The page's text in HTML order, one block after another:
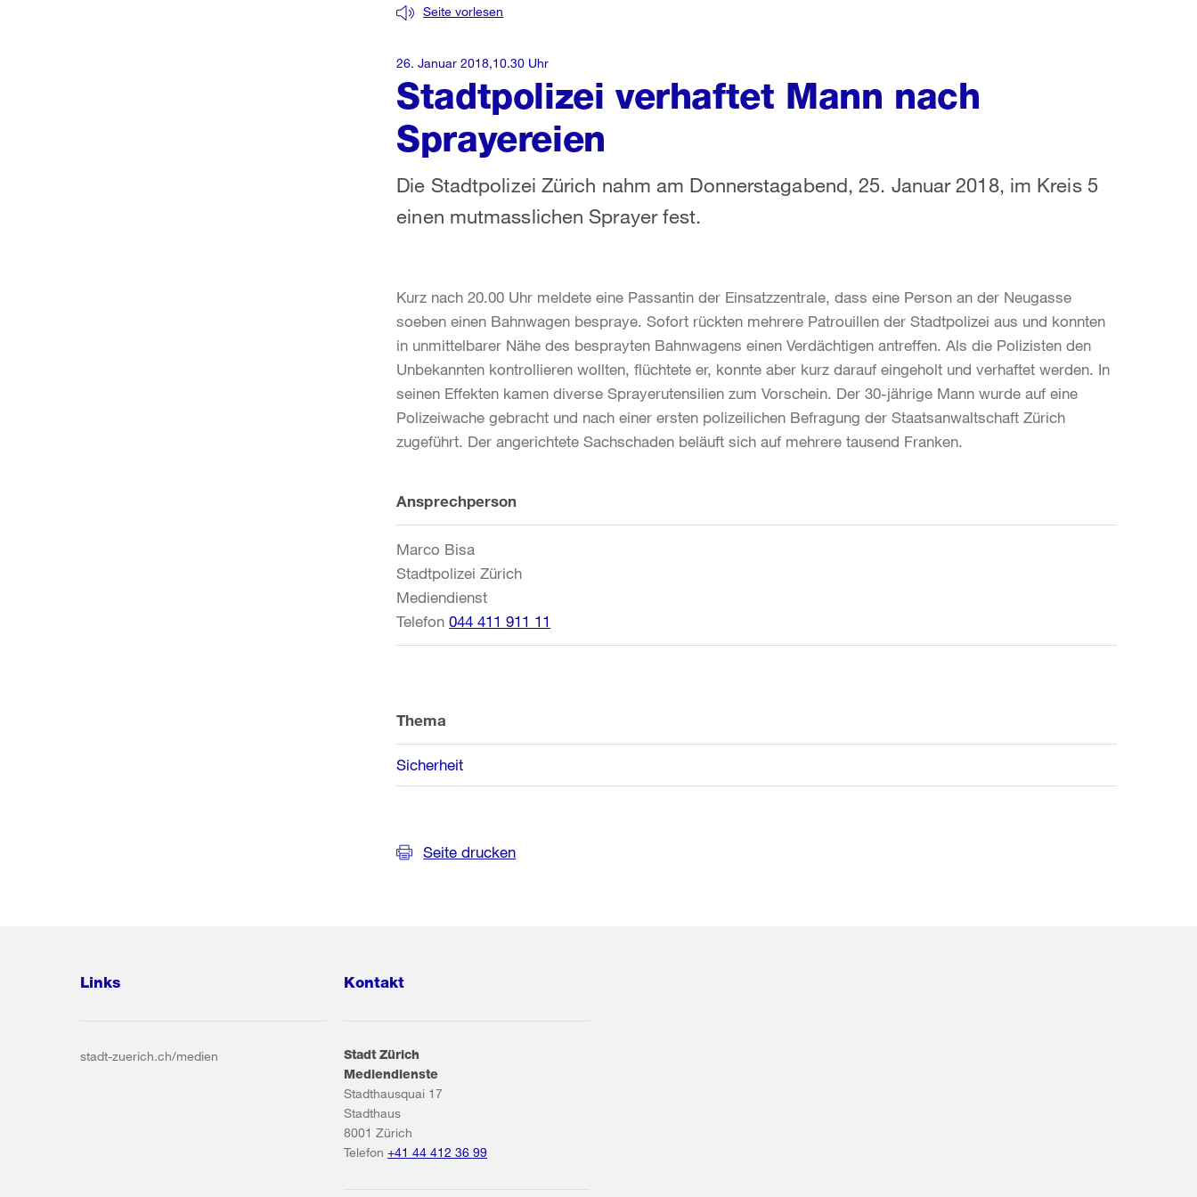
Stadtpolizei verhaftet Mann nach
Sprayereien
Seite vorlesen
Die Stadtpolizei Zürich nahm am Donnerstagabend, 25. Januar 2018, im Kreis 5
einen mutmasslichen Sprayer fest.
26. Januar 2018,10.30 Uhr
Kurz nach 20.00 Uhr meldete eine Passantin der Einsatzzentrale, dass eine Person an der Neugasse
soeben einen Bahnwagen bespraye. Sofort rückten mehrere Patrouillen der Stadtpolizei aus und konnten
in unmittelbarer Nähe des besprayten Bahnwagens einen Verdächtigen antreffen. Als die Polizisten den
Unbekannten kontrollieren wollten, flüchtete er, konnte aber kurz darauf eingeholt und verhaftet werden. In
seinen Effekten kamen diverse Sprayerutensilien zum Vorschein. Der 30-jährige Mann wurde auf eine
Polizeiwache gebracht und nach einer ersten polizeilichen Befragung der Staatsanwaltschaft Zürich
zugeführt. Der angerichtete Sachschaden beläuft sich auf mehrere tausend Franken.
Weitere
Informationen
Ansprechperson
Marco Bisa
Stadtpolizei Zürich
Mediendienst
Telefon 044 411 911 11
Thema
Sicherheit
Seite drucken
Links
stadt-zuerich.ch/medien
Kontakt
Stadt Zürich
Mediendienste
Stadthausquai 17
Stadthaus
8001 Zürich
Telefon +41 44 412 36 99